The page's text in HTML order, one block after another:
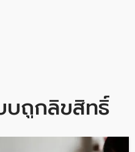
ถูกลิขสิทธิ์